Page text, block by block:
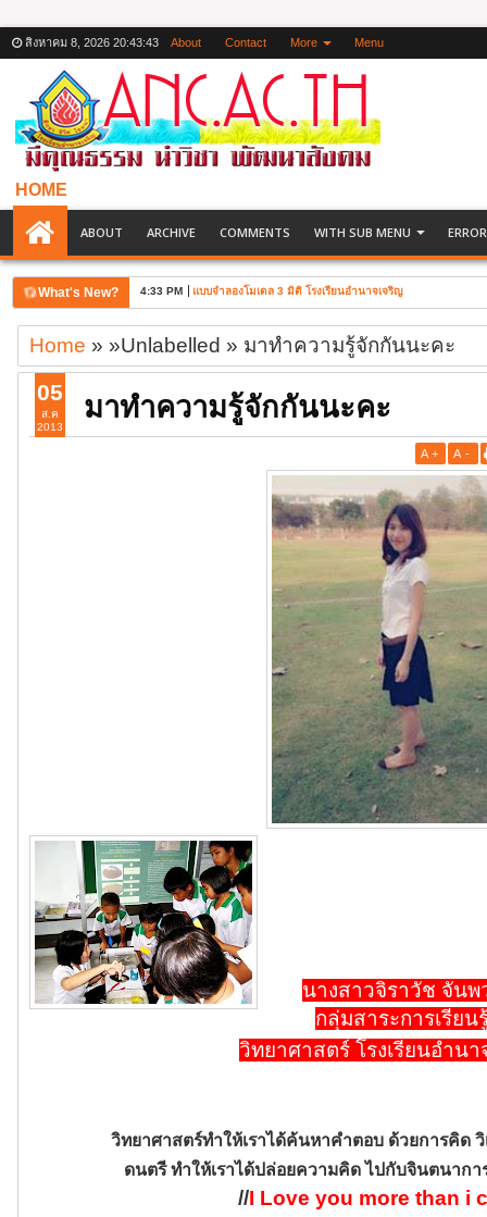
สิงหาคม 8, 2026 20:43:44 About Contact More Menu
HOME
ABOUT ARCHIVE COMMENTS WITH SUB MENU
What's New? 4:33 PM แบบจำลองโมเดล 3 มิติ โรงเรียนอำนาจเจริญ
Home » »Unlabelled » มาทำความรู้จักกันนะคะ
มาทำความรู้จักกันนะคะ
A + A -
นางสาวจิราวัช จันพ
กลุ่่มสาระการเรียน
วิทยาศาสตร์ โรงเรียนอำนา
วิทยาศาสตร์ทำให้เราได้ค้นหาคำตอบ ด้วยการคิด วิ
ดนตรี ทำให้เราได้ปล่อยความคิด ไปกับจินตนากา
//I Love you more than i
05
ส.ค
2013